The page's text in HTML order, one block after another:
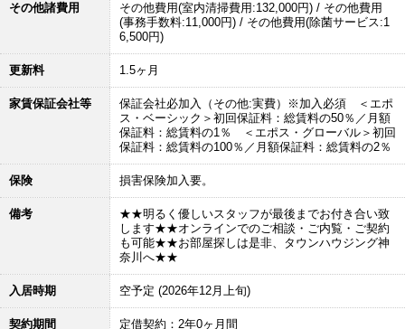
その他諸費用
その他費用(室内清掃費用:132,000円) / その他費用
(事務手数料:11,000円) / その他費用(除菌サービス:1
6,500円)
更新料 1.5ヶ月
家賃保証会社等
保証会社必加入（その他:実費）※加入必須 ＜エポ
ス・ベーシック＞初回保証料：総賃料の50％／月額
保証料：総賃料の1％ ＜エポス・グローバル＞初回
保証料：総賃料の100％／月額保証料：総賃料の2％
保険 損害保険加入要。
備考
★★明るく優しいスタッフが最後までお付き合い致
します★★オンラインでのご相談・ご内覧・ご契約
も可能★★お部屋探しは是非、タウンハウジング神
奈川へ★★
入居時期 空予定 (2026年12月上旬)
契約期間 定借契約：2年0ヶ月間